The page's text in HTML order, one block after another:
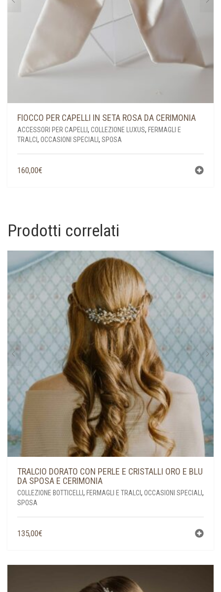
FIOCCO PER CAPELLI IN SETA ROSA DA CERIMONIA
ACCESSORI PER CAPELLI , COLLEZIONE LUXUS, FERMAGLI E
TRALCI , OCCASIONI SPECIALI , SPOSA
160,00€
Prodotti correlati
TRALCIO DORATO CON PERLE E CRISTALLI ORO E BLU
DA SPOSA E CERIMONIA
COLLEZIONE BOTTICELLI , FERMAGLI E TRALCI , OCCASIONI SPECIALI ,
SPOSA
135,00€